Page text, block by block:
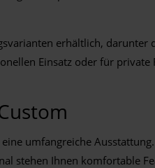
erhältlich,
Einsatz oder für
umfangreiche
stehen Ihnen komfortable